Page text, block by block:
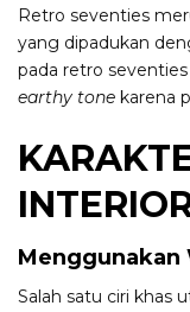
Retro seventies
yang dipadukan
pada retro
earthy tone karena
Menggunakan
Salah satu ciri khas